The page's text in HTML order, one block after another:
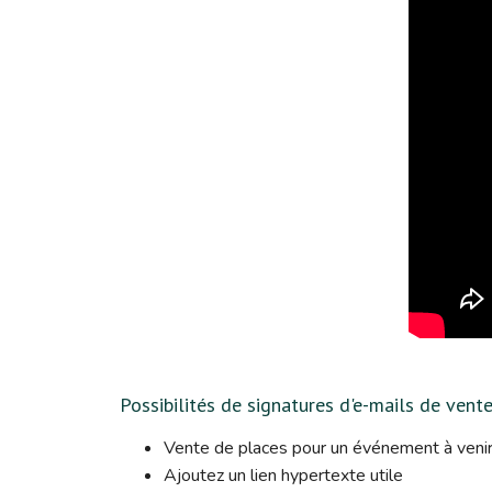
Possibilités de signatures d'e-mails de
Vente de places pour un événement à venir
Ajoutez un lien hypertexte utile